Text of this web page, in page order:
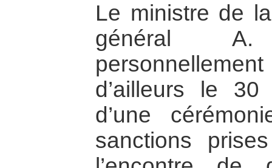
Le ministre de
général
d’ailleurs le
d’une
sanctions